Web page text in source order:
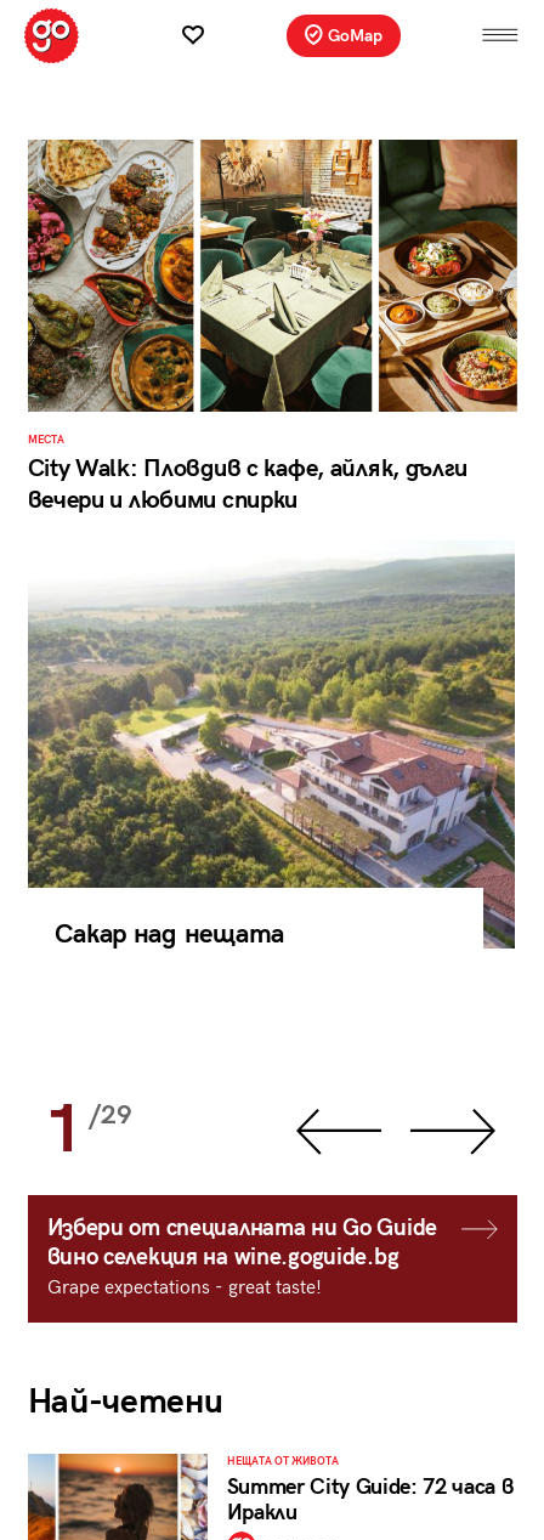
GoMap
МЕСТА
City Walk: Пловдив с кафе, айляк, дълги
вечери и любими спирки
Сакар над нещата
1 /29
Избери от специалната ни Go Guide
вино селекция на wine.goguide.bg
Grape expectations - great taste!
Най-четени
НЕЩАТА ОТ ЖИВОТА
Summer City Guide: 72 часа в
Иракли